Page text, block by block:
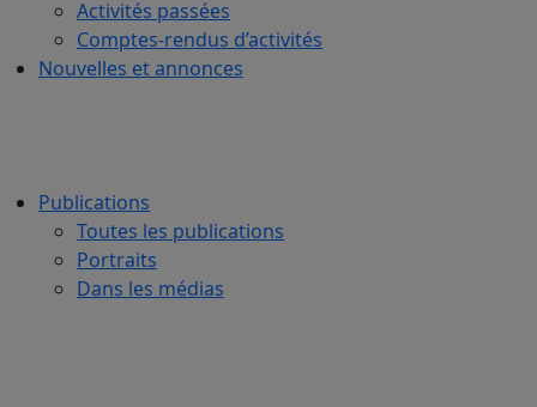
Activités passées
Comptes-rendus d’activités
Nouvelles et annonces
Publications
Toutes les publications
Portraits
Dans les médias